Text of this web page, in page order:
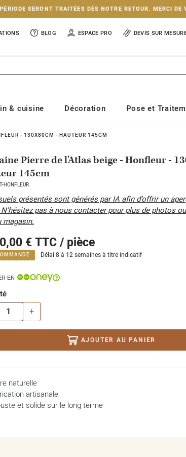
SERONT TRAITÉES DÈS NOTRE RETOUR. MERCI DE
BLOG ESPACE PRO DEVIS SUR
& cuisine Décoration Pose et
- 130X80CM - HAUTEUR 145CM
Pierre de l'Atlas beige - Honfleur -
145cm
HONFLEUR
présentés sont générés par IA afin d’offrir un
pas à nous contacter pour plus de photos
magasin.
€TTC / pièce
Délai 8 à 12 semaines à titre indicatif
EN
+
AJOUTER AU PANIER
naturelle
artisanale
et solide sur le long terme